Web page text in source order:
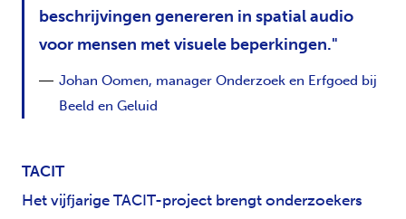
beschrijvingen genereren in spatial audio
voor mensen met visuele beperkingen.
Johan Oomen, manager Onderzoek en Erfgoed bij
Beeld en Geluid
TACIT
Het vijfjarige TACIT-project brengt onderzoekers